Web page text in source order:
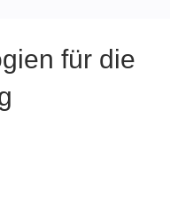
für die